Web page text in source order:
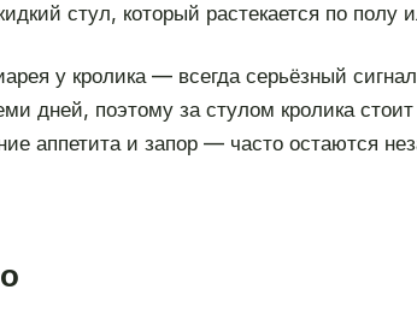
стул, который растекается по полу
у кролика — всегда серьёзный
дней, поэтому за стулом кролика
аппетита и запор — часто остаются